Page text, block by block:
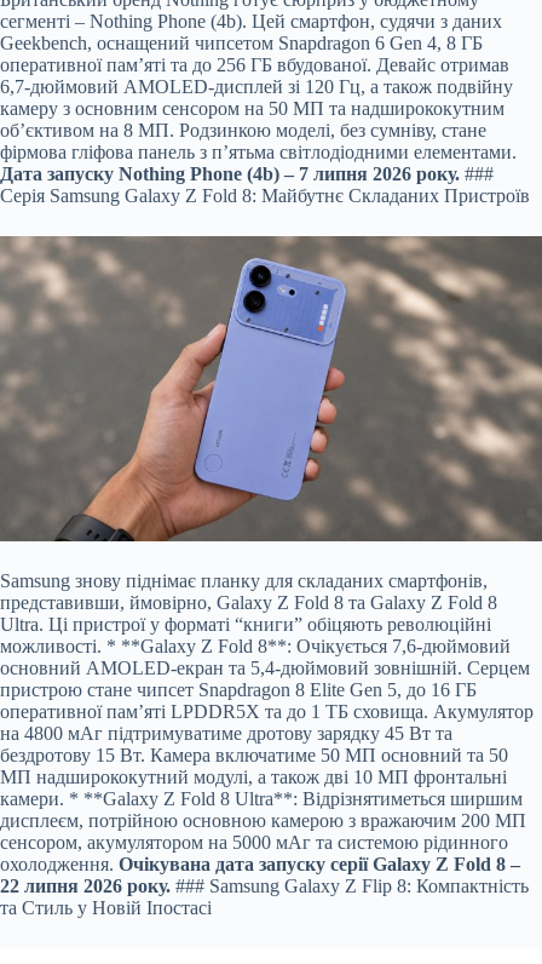
сегменті – Nothing Phone (4b). Цей смартфон, судячи з даних
Geekbench, оснащений чипсетом Snapdragon 6 Gen 4, 8 ГБ
оперативної пам’яті та до 256 ГБ вбудованої. Девайс отримав
6,7-дюймовий AMOLED-дисплей зі 120 Гц, а також подвійну
камеру з основним сенсором на 50 МП та надширококутним
об’єктивом на 8 МП. Родзинкою моделі, без сумніву, стане
фірмова гліфова панель з п’ятьма світлодіодними елементами.
Дата запуску Nothing Phone (4b) – 7 липня 2026 року. ###
Серія Samsung Galaxy Z Fold 8: Майбутнє Складаних Пристроїв
Samsung знову піднімає планку для складаних смартфонів,
представивши, ймовірно, Galaxy Z Fold 8 та Galaxy Z Fold 8
Ultra. Ці пристрої у форматі “книги” обіцяють революційні
можливості. * **Galaxy Z Fold 8**: Очікується 7,6-дюймовий
основний AMOLED-екран та 5,4-дюймовий зовнішній. Серцем
пристрою стане чипсет Snapdragon 8 Elite Gen 5, до 16 ГБ
оперативної пам’яті LPDDR5X та до 1 ТБ сховища. Акумулятор
на 4800 мАг підтримуватиме дротову зарядку 45 Вт та
бездротову 15 Вт. Камера включатиме 50 МП основний та 50
МП надширококутний модулі, а також дві 10 МП фронтальні
камери. * **Galaxy Z Fold 8 Ultra**: Відрізнятиметься ширшим
дисплеєм, потрійною основною камерою з вражаючим 200 МП
сенсором, акумулятором на 5000 мАг та системою рідинного
охолодження. Очікувана дата запуску серії Galaxy Z Fold 8 –
22 липня 2026 року. ### Samsung Galaxy Z Flip 8: Компактність
та Стиль у Новій Іпостасі